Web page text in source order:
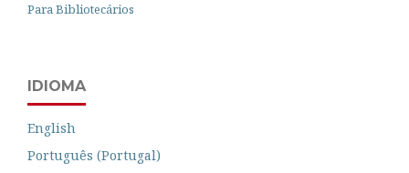
Para Bibliotecários
IDIOMA
English
Português (Portugal)